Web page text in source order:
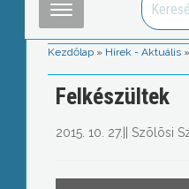
Kezdőlap » Hírek - Aktuális »
Felkészültek
2015. 10. 27. Szõlõsi